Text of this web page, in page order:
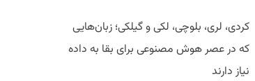
کردی، لری، بلوچی، لکی و گیلکی؛ زبان‌هایی
که در عصر هوش مصنوعی برای بقا به داده
نیاز دارند